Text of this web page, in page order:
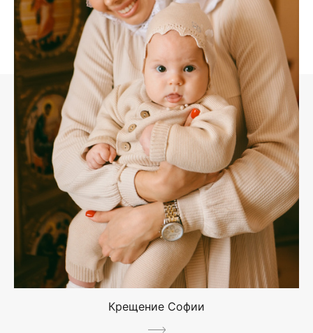
Крещение Софии